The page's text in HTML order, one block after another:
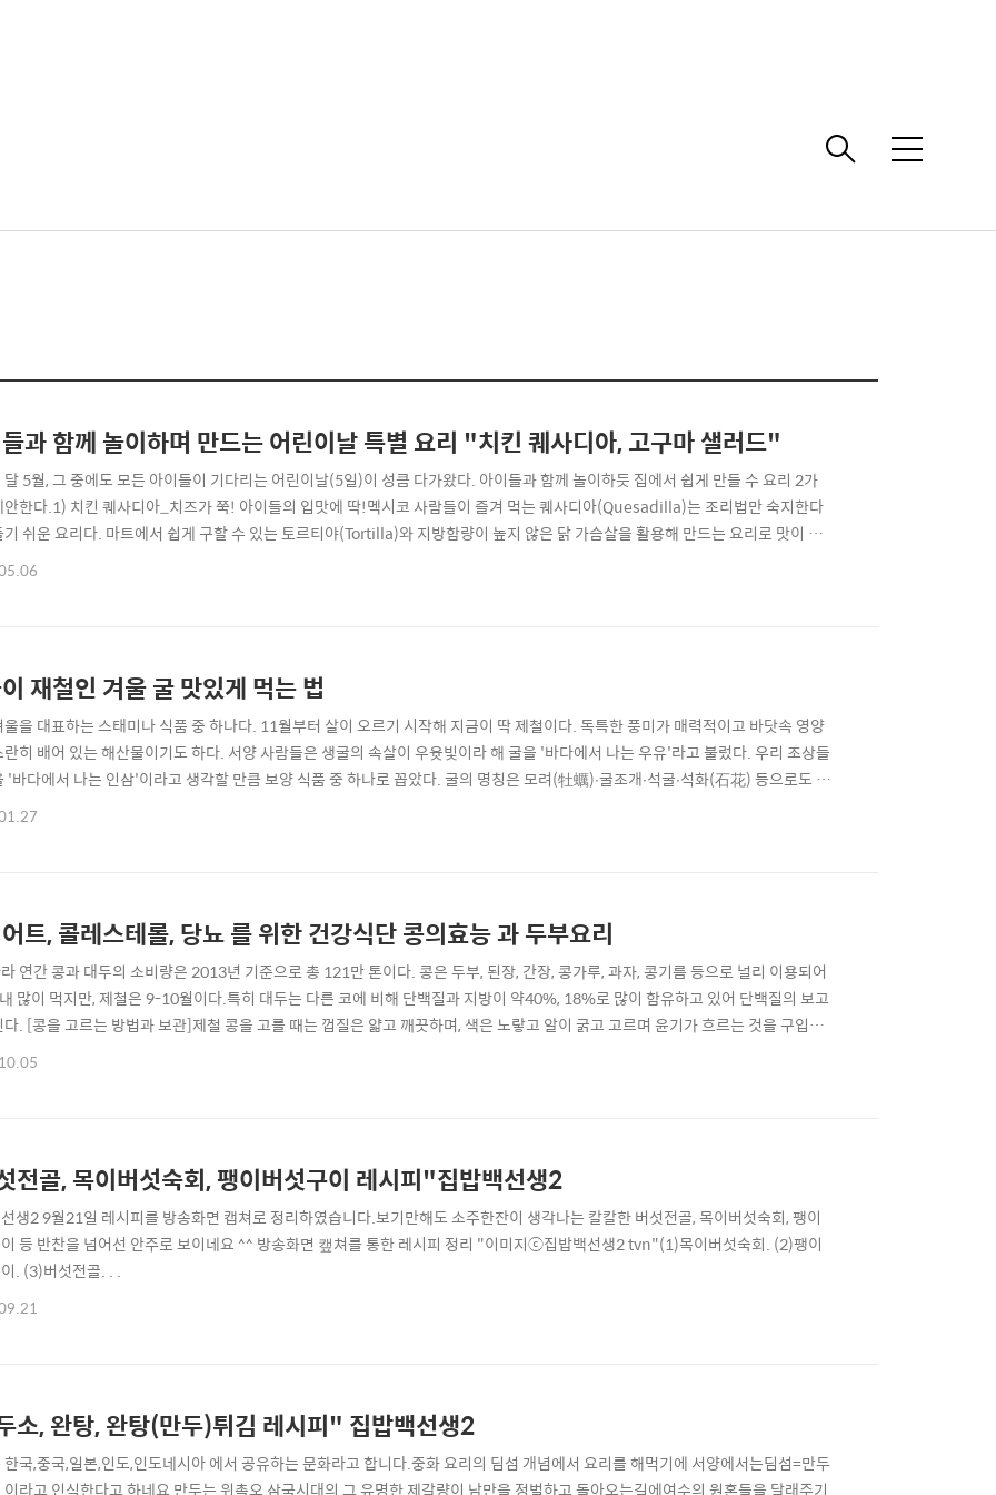
메
과 함께 놀이하며 만드는 어린이날 특별 요리 "치킨 퀘사디아, 고구마 샐러드"
5월, 그 중에도 모든 아이들이 기다리는 어린이날(5일)이 성큼 다가왔다. 아이들과 함께 놀이하듯 집에서 쉽게 만들 수 요리 2가
안한다.1) 치킨 퀘사디아_치즈가 쭉! 아이들의 입맛에 딱!멕시코 사람들이 즐겨 먹는 퀘사디아(Quesadilla)는 조리법만 숙지한다
쉬운 요리다. 마트에서 쉽게 구할 수 있는 토르티야(Tortilla)와 지방함량이 높지 않은 닭 가슴살을 활용해 만드는 요리로 맛이 마
연상케 해 아이들 입맛에도 제격이다.메인 재료가 되는 토르티야는 밀가루나 옥수수 가루로 만드는 멕시코 음식이다. 토르티야에
재철인 겨울 굴 맛있게 먹는 법
을 대표하는 스태미나 식품 중 하나다. 11월부터 살이 오르기 시작해 지금이 딱 제철이다. 독특한 풍미가 매력적이고 바닷속 영양
히 배어 있는 해산물이기도 하다. 서양 사람들은 생굴의 속살이 우윳빛이라 해 굴을 '바다에서 나는 우유'라고 불렀다. 우리 조상들
'바다에서 나는 인삼'이라고 생각할 만큼 보양 식품 중 하나로 꼽았다. 굴의 명칭은 모려(牡蠣)∙굴조개∙석굴∙석화(石花) 등으로도 불
중 석화는 ‘바닷가 바윗돌(石)에 피는 꽃(花)’이란 뜻이다. #생굴 먹을 때 레몬 뿌리면 좋은 이유‘보리가 피면 굴을 먹지 말라’는 옛
다이어트, 콜레스테롤, 당뇨 를 위한 건강식단 콩의효능 과 두부요리
연간 콩과 대두의 소비량은 2013년 기준으로 총 121만 톤이다. 콩은 두부, 된장, 간장, 콩가루, 과자, 콩기름 등으로 널리 이용되어
많이 먹지만, 제철은 9-10월이다.특히 대두는 다른 코에 비해 단백질과 지방이 약40%, 18%로 많이 함유하고 있어 단백질의 보고
. [콩을 고르는 방법과 보관]제철 콩을 고를 때는 껍질은 얇고 깨끗하며, 색은 노랗고 알이 굵고 고르며 윤기가 흐르는 것을 구입하
좋다.보관할 때는 통풍이 잘되고 서늘한 상온에 보관하고 먹을 때는 깨끗이 씻어 먼지나 이물질을 제거하고 용도에 맞게 불리거나
전골, 목이버섯숙회, 팽이버섯구이 레시피"집밥백선생2
생2 9월21일 레시피를 방송화면 캡쳐로 정리하였습니다.보기만해도 소주한잔이 생각나는 칼칼한 버섯전골, 목이버섯숙회, 팽이
등 반찬을 넘어선 안주로 보이네요 ^^ 방송화면 캪쳐를 통한 레시피 정리 "이미지ⓒ집밥백선생2 tvn"(1)목이버섯숙회. (2)팽이
. (3)버섯전골. . .
소, 완탕, 완탕(만두)튀김 레시피" 집밥백선생2
국,중국,일본,인도,인도네시아 에서 공유하는 문화라고 합니다.중화 요리의 딤섬 개념에서 요리를 해먹기에 서양에서는딤섬=만두
라고 인식한다고 하네요 만두는 위촉오 삼국시대의 그 유명한 제갈량이 남만을 정벌하고 돌아오는길에여수의 원혼들을 달래주기